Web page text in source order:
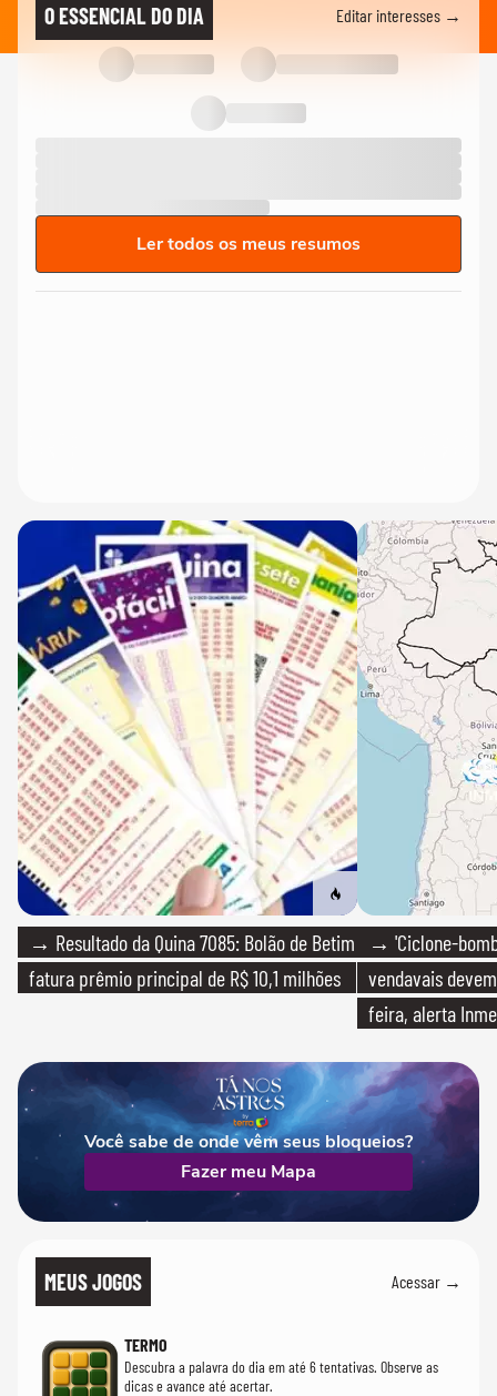
O ESSENCIAL DO DIA Editar interesses →
Ler todos os meus resumos
→ Resultado da Quina 7085: Bolão de Betim
fatura prêmio principal de R$ 10,1 milhões
→ 'Ciclone-
vendavais
feira, alerta
Você sabe de onde vêm seus bloqueios?
Fazer meu Mapa
MEUS JOGOS Acessar →
TERMO
Descubra a palavra do dia em até 6 tentativas. Observe as
dicas e avance até acertar.